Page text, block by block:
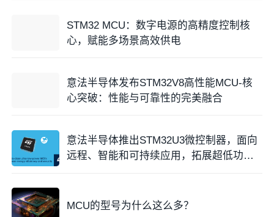
STM32 MCU：数字电源的高精度控制核
心，赋能多场景高效供电
意法半导体发布STM32V8高性能MCU-核
心突破：性能与可靠性的完美融合
意法半导体推出STM32U3微控制器，面向
远程、智能和可持续应用，拓展超低功耗
MCU的型号为什么这么多？